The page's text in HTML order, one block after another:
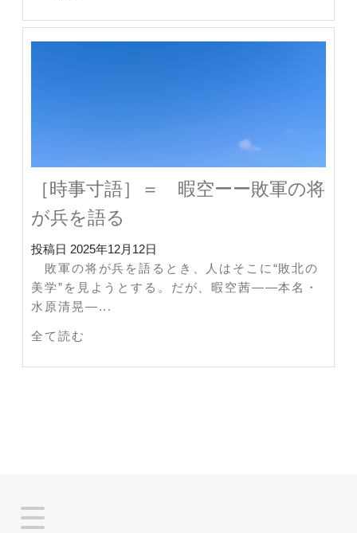
［時事寸語］＝ 暇空ーー敗軍の将
が兵を語る
投稿日 2025年12月12日
敗軍の将が兵を語るとき、人はそこに“敗北の
美学”を見ようとする。だが、暇空茜――本名・
水原清晃―...
全て読む